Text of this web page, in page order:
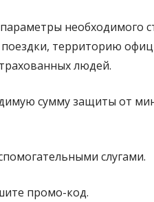
необходимого
территорию
людей.
сумму защиты от
слугами.
промо-код.